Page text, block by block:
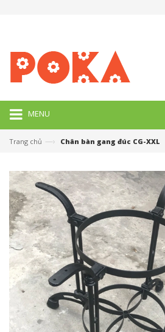
MENU
Trang chủ —› Chân bàn gang đúc CG-XXL